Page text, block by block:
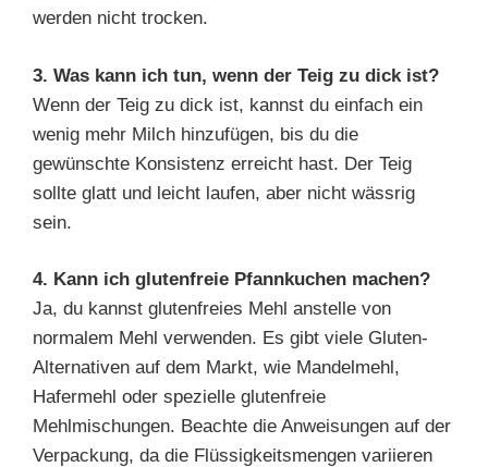
werden nicht trocken.
3. Was kann ich tun, wenn der Teig zu dick ist?
Wenn der Teig zu dick ist, kannst du einfach ein
wenig mehr Milch hinzufügen, bis du die
gewünschte Konsistenz erreicht hast. Der Teig
sollte glatt und leicht laufen, aber nicht wässrig
sein.
4. Kann ich glutenfreie Pfannkuchen machen?
Ja, du kannst glutenfreies Mehl anstelle von
normalem Mehl verwenden. Es gibt viele Gluten-
Alternativen auf dem Markt, wie Mandelmehl,
Hafermehl oder spezielle glutenfreie
Mehlmischungen. Beachte die Anweisungen auf der
Verpackung, da die Flüssigkeitsmengen variieren